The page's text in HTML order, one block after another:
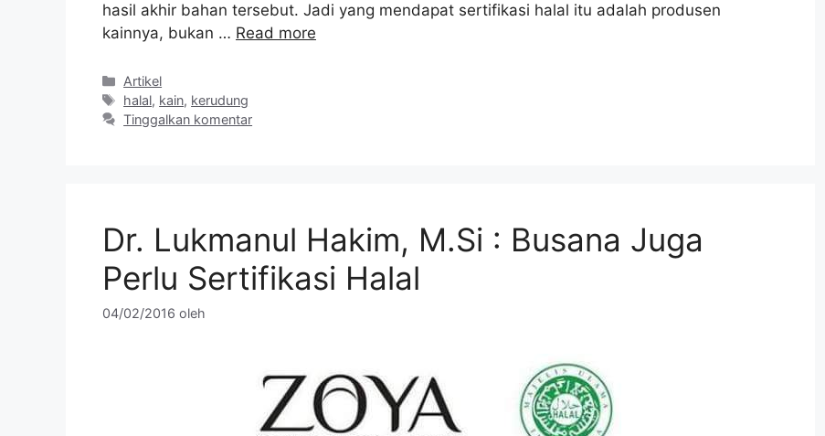
hasil akhir bahan tersebut. Jadi yang mendapat sertifikasi halal itu adalah produsen
kainnya, bukan … Read more
Kategori
Artikel
Tag
halal, kain, kerudung
Tinggalkan komentar
Dr. Lukmanul Hakim, M.Si : Busana Juga
Perlu Sertifikasi Halal
04/02/2016 oleh